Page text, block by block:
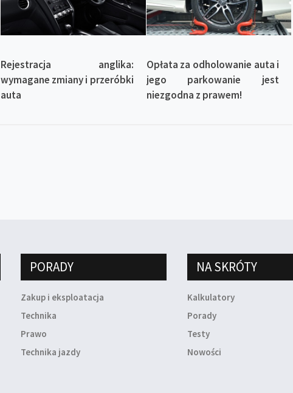
Rejestracja anglika:
wymagane zmiany i przeróbki
auta
Opłata za odholowanie auta i
jego parkowanie jest
niezgodna z prawem!
PORADY
Zakup i eksploatacja
Technika
Prawo
Technika jazdy
NA SKRÓTY
Kalkulatory
Porady
Testy
Nowości